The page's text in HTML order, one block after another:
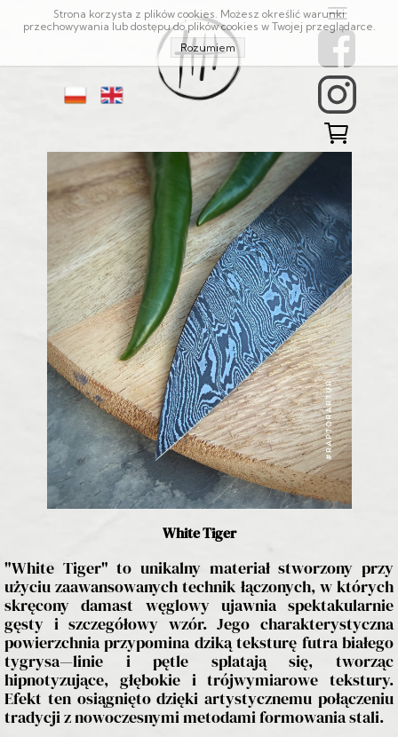
White Tiger
"White Tiger" to unikalny materiał stworzony przy
użyciu zaawansowanych technik łączonych, w których
skręcony damast węglowy ujawnia spektakularnie
gęsty i szczegółowy wzór. Jego charakterystyczna
powierzchnia przypomina dziką teksturę futra białego
tygrysa—linie i pętle splatają się, tworząc
hipnotyzujące, głębokie i trójwymiarowe tekstury.
Efekt ten osiągnięto dzięki artystycznemu połączeniu
tradycji z nowoczesnymi metodami formowania stali.
Strona korzysta z plików cookies. Możesz określić warunki
przechowywania lub dostępu do plików cookies w Twojej przeglądarce.
Rozumiem